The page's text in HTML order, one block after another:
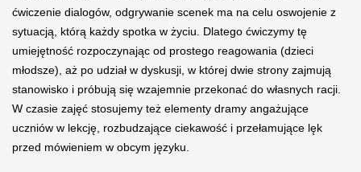
ćwiczenie dialogów, odgrywanie scenek ma na celu oswojenie z
sytuacją, którą każdy spotka w życiu. Dlatego ćwiczymy tę
umiejętność rozpoczynając od prostego reagowania (dzieci
młodsze), aż po udział w dyskusji, w której dwie strony zajmują
stanowisko i próbują się wzajemnie przekonać do własnych racji.
W czasie zajęć stosujemy też elementy dramy angażujące
uczniów w lekcję, rozbudzające ciekawość i przełamujące lęk
przed mówieniem w obcym języku.